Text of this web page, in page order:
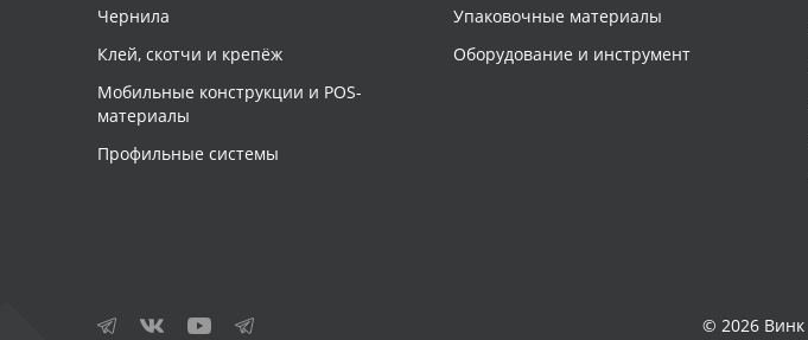
Чернила
Клей, скотчи и крепёж
Мобильные конструкции и POS-
материалы
Профильные системы
Упаковочные материалы
Оборудование и инструмент
© 2026 Винк